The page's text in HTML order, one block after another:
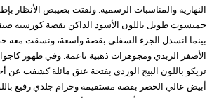
النهارية والمناسبات الرسمية. ولفتت بصيبص الأنظار
جمبسوت طويل باللون الأسود الداكن بقصة كورسيه
بينما انسدل الجزء السفلي بقصة واسعة، ونسقت معه
الأصفر الزبدي ومجوهرات ذهبية ناعمة. وفي ظهور
تريكو باللون البيج الوردي بفتحة عنق مائلة كشفت عن
أبيض عالي الخصر بقصة مستقيمة وحزام جلدي رفيع